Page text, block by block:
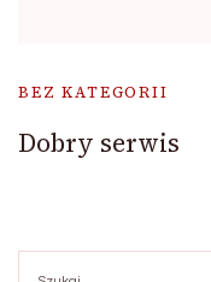
BEZ KATEGORII
Dobry serwis